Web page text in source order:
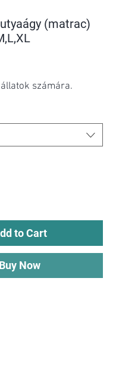
(matrac)
számára.
to Cart
Buy Now